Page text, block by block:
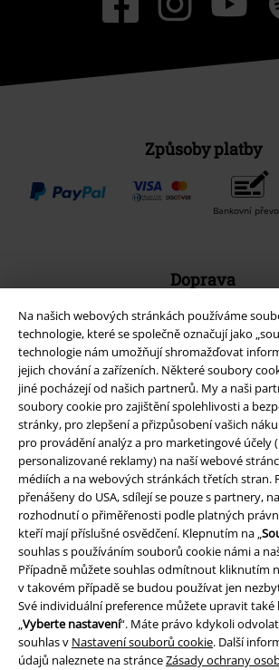
Na našich webových stránkách používáme
technologie, které se společně označují jako
technologie nám umožňují shromažďovat
jejich chování a zařízeních. Některé soubory
jiné pocházejí od našich partnerů. My a naši
soubory cookie pro zajištění spolehlivosti a
stránky, pro zlepšení a přizpůsobení vašich
pro provádění analýz a pro marketingové účely
personalizované reklamy) na naší webové
médiích a na webových stránkách třetích stran.
přenášeny do USA, sdílejí se pouze s partnery,
rozhodnutí o přiměřenosti podle platných
kteří mají příslušné osvědčení. Klepnutím na „
souhlas s používáním souborů cookie námi a
Případně můžete souhlas odmítnout kliknutím
v takovém případě se budou používat jen
Své individuální preference můžete upravit
„Vyberte nastavení“. Máte právo kdykoli
souhlas v Nastavení souborů cookie. Další
údajů naleznete na stránceZásady ochrany
Způsoby platby
Bankovní
Doprava
Balíkovna Balík Do
EMP aplikaci
Stáhněte si novou EMP aplikaci zdarma a
funkce a výhody!
A Warner Music Group